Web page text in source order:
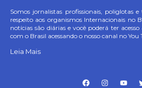
Somos jornalistas profissionais, poliglotas
respeito aos organismos Internacionais no
notícias são diárias e você poderá ter
com o Brasil acessando o nosso canal no You
Leia Mais